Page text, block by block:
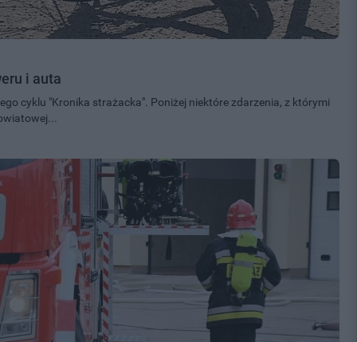
i auta
cyklu "Kronika strażacka". Poniżej niektóre zdarzenia, z którymi